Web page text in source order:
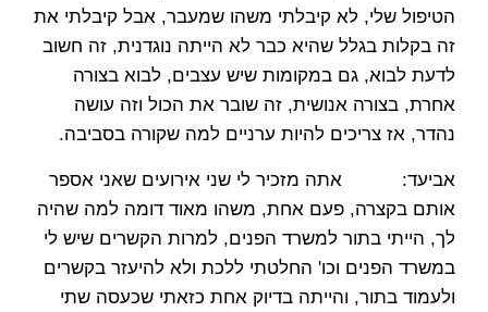
הטיפול שלי, לא קיבלתי משהו שמעבר, אבל קיבלתי את
זה בקלות בגלל שהיא כבר לא הייתה נוגדנית, זה חשוב
לדעת לבוא, גם במקומות שיש עצבים, לבוא בצורה
אחרת, בצורה אנושית, זה שובר את הכול וזה עושה
נהדר, אז צריכים להיות ערניים למה שקורה בסביבה.
אביעד: אתה מזכיר לי שני אירועים שאני אספר
אותם בקצרה, פעם אחת, משהו מאוד דומה למה שהיה
לך, הייתי בתור למשרד הפנים, למרות הקשרים שיש לי
במשרד הפנים וכו' החלטתי ללכת ולא להיעזר בקשרים
ולעמוד בתור, והייתה בדיוק אחת כזאתי שכעסה שתי